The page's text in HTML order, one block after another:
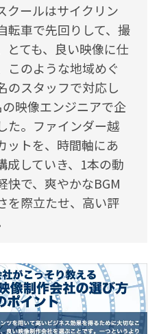
クールはサイクリン
転車で先回りして、撮
とても、良い映像に仕
このような地域めぐ
のスタッフで対応し
映像エンジニアで企
た。ファインダー越
ットを、時間軸にあ
成していき、1本の動
快で、爽やかなBGM
を際立たせ、高い評